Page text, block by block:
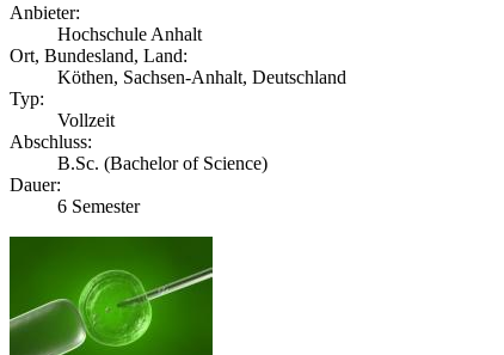
Anbieter:
Hochschule Anhalt
Ort, Bundesland, Land:
Köthen, Sachsen-Anhalt, Deutschland
Typ:
Vollzeit
Abschluss:
B.Sc. (Bachelor of Science)
Dauer:
6 Semester